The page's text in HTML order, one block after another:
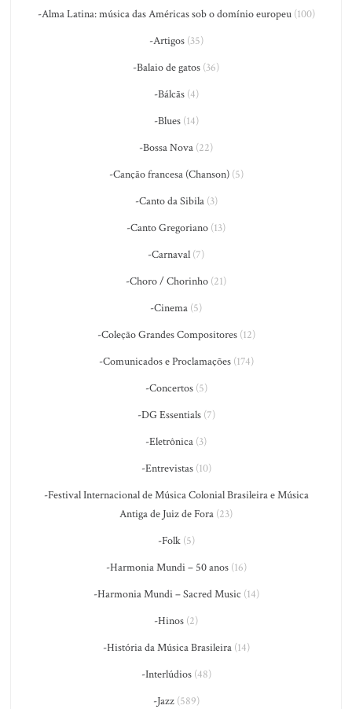
-Alma Latina: música das Américas sob o domínio europeu(100)
-Artigos(35)
-Balaio de gatos (36)
-Bálcãs(4)
-Blues(14)
-Bossa Nova (22)
-Canção francesa (Chanson)(5)
-Canto da Sibila(3)
-Canto Gregoriano (13)
-Carnaval (7)
-Choro / Chorinho (21)
-Cinema (5)
-Coleção Grandes Compositores(12)
-Comunicados e Proclamações(174)
-Concertos(5)
-DG Essentials(7)
-Eletrônica (3)
-Entrevistas(10)
-Festival Internacional de Música Colonial Brasileira e Música
Antiga de Juiz de Fora (23)
-Folk(5)
-Harmonia Mundi – 50 anos(16)
-Harmonia Mundi – Sacred Music (14)
-Hinos (2)
-História da Música Brasileira(14)
-Interlúdios(48)
-Jazz(589)